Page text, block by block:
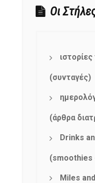
Οι
(συνταγές)
(άρθρα
Drinks
(smoothies
Miles